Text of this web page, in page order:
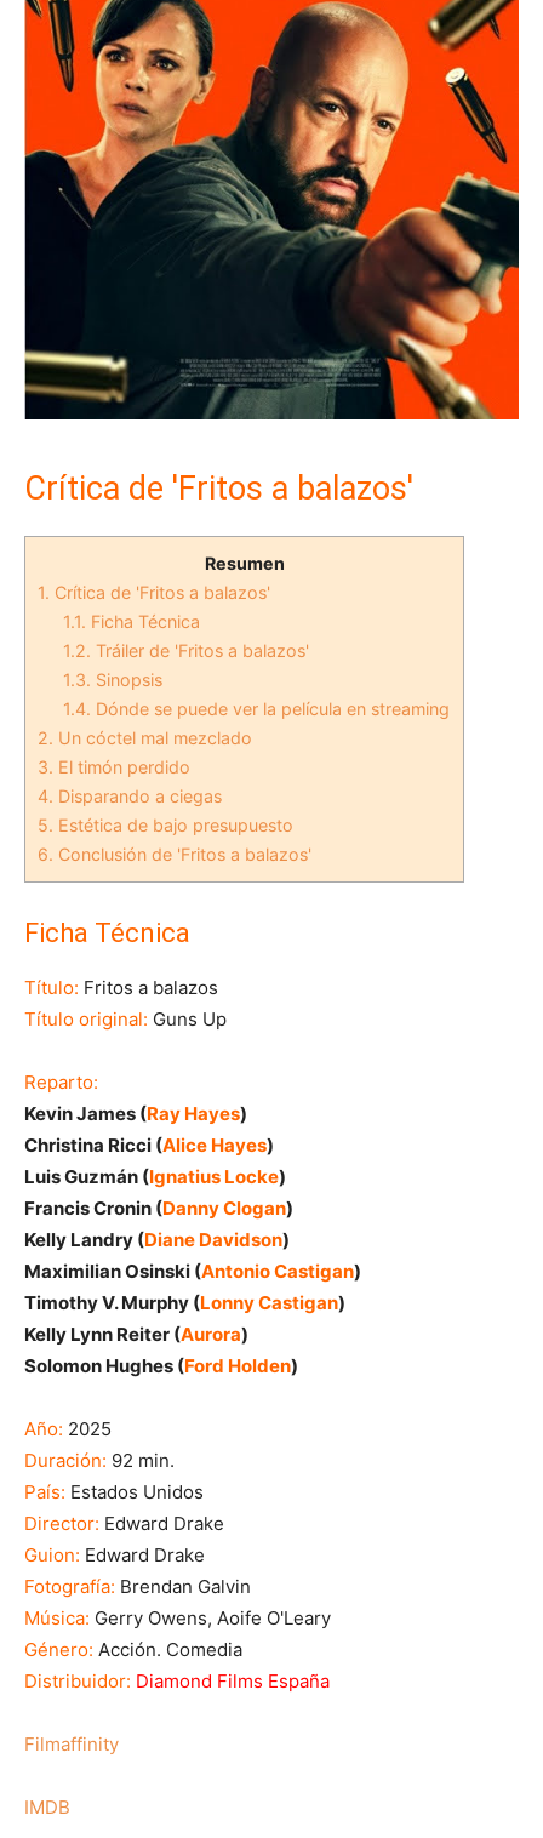
Crítica de 'Fritos a balazos'
Resumen
1. Crítica de 'Fritos a balazos'
1.1. Ficha Técnica
1.2. Tráiler de 'Fritos a balazos'
1.3. Sinopsis
1.4. Dónde se puede ver la película en streaming
2. Un cóctel mal mezclado
3. El timón perdido
4. Disparando a ciegas
5. Estética de bajo presupuesto
6. Conclusión de 'Fritos a balazos'
Ficha Técnica
Título: Fritos a balazos
Título original: Guns Up
Reparto:
Kevin James (Ray Hayes)
Christina Ricci (Alice Hayes)
Luis Guzmán (Ignatius Locke)
Francis Cronin (Danny Clogan)
Kelly Landry (Diane Davidson)
Maximilian Osinski (Antonio Castigan)
Timothy V. Murphy (Lonny Castigan)
Kelly Lynn Reiter (Aurora)
Solomon Hughes (Ford Holden)
Año: 2025
Duración: 92 min.
País: Estados Unidos
Director: Edward Drake
Guion: Edward Drake
Fotografía: Brendan Galvin
Música: Gerry Owens, Aoife O'Leary
Género: Acción. Comedia
Distribuidor: Diamond Films España
Filmaffinity
IMDB